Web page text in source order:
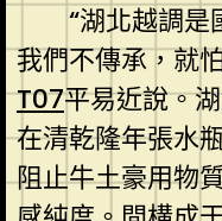
“湖北越調是
我們不傳承，就
T07平易近說。
在清乾隆年張水
阻止牛土豪用物